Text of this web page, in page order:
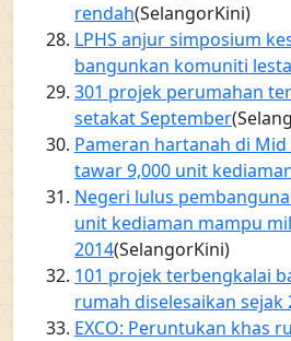
rendah(SelangorKini)
LPHS anjur simposium
bangunkan komuniti
301 projek perumahan
setakat September
Pameran hartanah di Mid
tawar 9,000 unit
Negeri lulus
unit kediaman mampu
2014(SelangorKini)
101 projek terbengkalai
rumah diselesaikan sejak
EXCO: Peruntukan khas